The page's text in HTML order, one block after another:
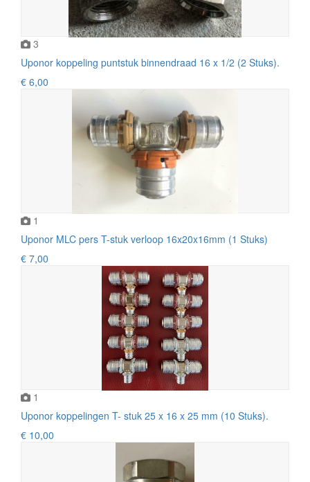
3
Uponor koppeling puntstuk binnendraad 16 x 1/2 (2 Stuks).
€ 6,00
1
Uponor MLC pers T-stuk verloop 16x20x16mm (1 Stuks)
€ 7,00
1
Uponor koppelingen T- stuk 25 x 16 x 25 mm (10 Stuks).
€ 10,00